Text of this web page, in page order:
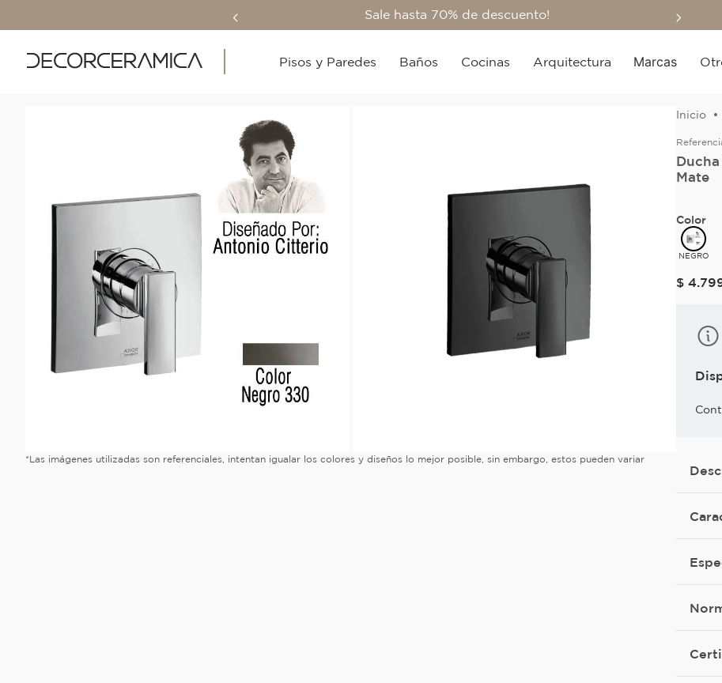
Sale hasta 70% de descuento!
Pisos y Paredes Baños Cocinas Arquitectura Marcas
*Las imágenes utilizadas son referenciales, intentan igualar los colores y diseños lo mejor posible, sin embargo, estos pueden variar
Mate
Color
NEGRO
$ 4.